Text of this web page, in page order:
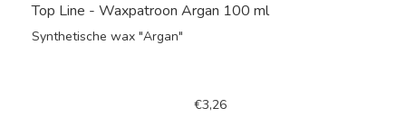
Top Line - Waxpatroon Argan 100 ml
Synthetische wax "Argan"
€3,26